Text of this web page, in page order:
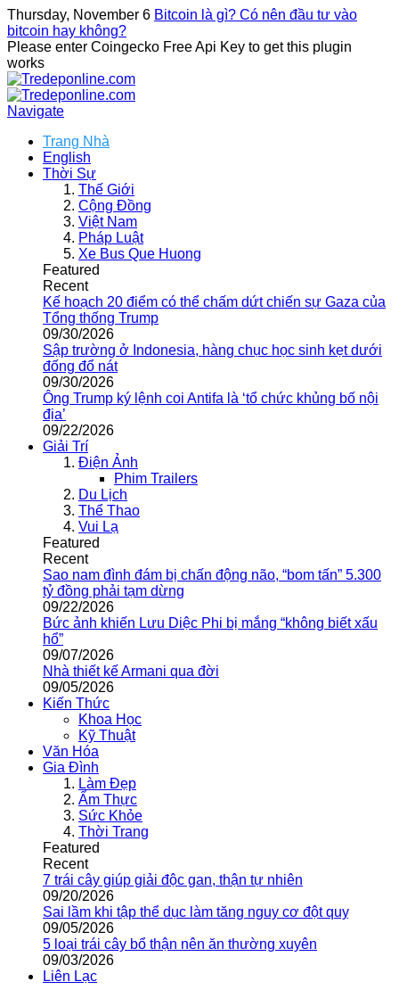
Thursday, November 6 Bitcoin là gì? Có nên đầu tư vào
bitcoin hay không?
Please enter Coingecko Free Api Key to get this plugin
works
Navigate
Trang Nhà
English
Thời Sự
Thế Giới
Cộng Đồng
Việt Nam
Pháp Luật
Xe Bus Que Huong
Featured
Recent
Kế hoạch 20 điểm có thể chấm dứt chiến sự Gaza của
Tổng thống Trump
09/30/2026
Sập trường ở Indonesia, hàng chục học sinh kẹt dưới
đống đổ nát
09/30/2026
Ông Trump ký lệnh coi Antifa là ‘tổ chức khủng bố nội
địa’
09/22/2026
Giải Trí
Điện Ảnh
Phim Trailers
Du Lịch
Thể Thao
Vui Lạ
Featured
Recent
Sao nam đình đám bị chấn động não, “bom tấn” 5.300
tỷ đồng phải tạm dừng
09/22/2026
Bức ảnh khiến Lưu Diệc Phi bị mắng “không biết xấu
hổ”
09/07/2026
Nhà thiết kế Armani qua đời
09/05/2026
Kiến Thức
Khoa Học
Kỹ Thuật
Văn Hóa
Gia Đình
Làm Đẹp
Ẩm Thực
Sức Khỏe
Thời Trang
Featured
Recent
7 trái cây giúp giải độc gan, thận tự nhiên
09/20/2026
Sai lầm khi tập thể dục làm tăng nguy cơ đột quỵ
09/05/2026
5 loại trái cây bổ thận nên ăn thường xuyên
09/03/2026
Liên Lạc